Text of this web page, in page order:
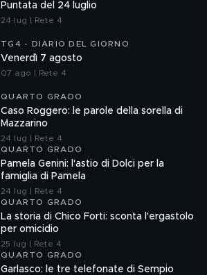
Puntata del 24 luglio
24 lug | Rete 4
TG4 - DIARIO DEL GIORNO
Venerdì 7 agosto
07 ago | Rete 4
QUARTO GRADO
Caso Roggero: le parole della sorella di
Mazzarino
24 lug | Rete 4
QUARTO GRADO
Pamela Genini: l'astio di Dolci per la
famiglia di Pamela
24 lug | Rete 4
QUARTO GRADO
La storia di Chico Forti: sconta l'ergastolo
per omicidio
25 lug | Rete 4
QUARTO GRADO
Garlasco: le tre telefonate di Sempio